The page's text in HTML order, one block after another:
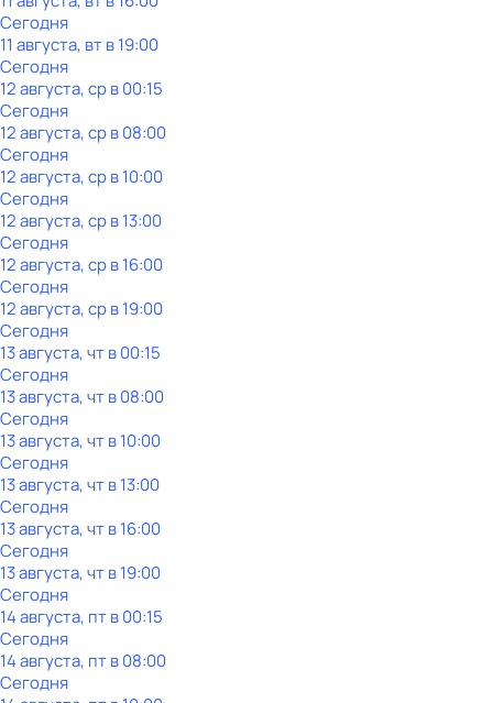
Сегодня
11 августа, вт в 19:00
Сегодня
12 августа, ср в 00:15
Сегодня
12 августа, ср в 08:00
Сегодня
12 августа, ср в 10:00
Сегодня
12 августа, ср в 13:00
Сегодня
12 августа, ср в 16:00
Сегодня
12 августа, ср в 19:00
Сегодня
13 августа, чт в 00:15
Сегодня
13 августа, чт в 08:00
Сегодня
13 августа, чт в 10:00
Сегодня
13 августа, чт в 13:00
Сегодня
13 августа, чт в 16:00
Сегодня
13 августа, чт в 19:00
Сегодня
14 августа, пт в 00:15
Сегодня
14 августа, пт в 08:00
Сегодня